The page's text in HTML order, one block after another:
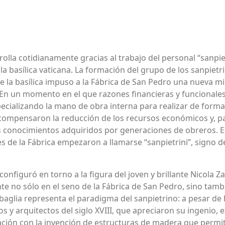
cotidianamente gracias al trabajo del personal
basílica vaticana. La formación del grupo de los
basílica impuso a la Fábrica de San Pedro una nueva
un momento en el que razones financieras y
la mano de obra interna para realizar de
la reducción de los recursos económicos y,
adquiridos por generaciones de obreros.
la Fábrica empezaron a llamarse “sanpietrini”, signo
en torno a la figura del joven y brillante Nicola
no sólo en el seno de la Fábrica de San Pedro, sino
representa el paradigma del sanpietrino: a pesar
y arquitectos del siglo XVIII, que apreciaron su ingenio,
con la invención de estructuras de madera que